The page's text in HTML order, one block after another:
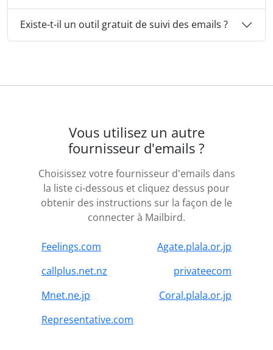
Existe-t-il un outil gratuit de suivi des emails ?
Vous utilisez un autre
fournisseur d'emails ?
Choisissez votre fournisseur d'emails dans
la liste ci-dessous et cliquez dessus pour
obtenir des instructions sur la façon de le
connecter à Mailbird.
Feelings.com
Agate.plala.or.jp
callplus.net.nz
privateecom
Mnet.ne.jp
Coral.plala.or.jp
Representative.com